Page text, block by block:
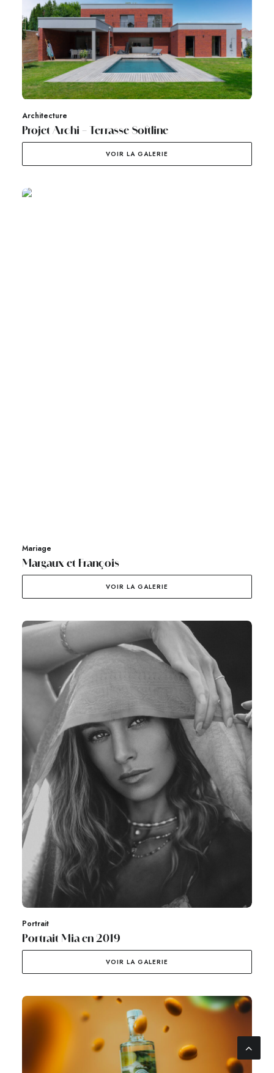
Architecture
Projet Archi – Terrasse Softline
VOIR LA GALERIE
Mariage
Margaux et François
VOIR LA GALERIE
Portrait
Portrait Mia en 2019
VOIR LA GALERIE